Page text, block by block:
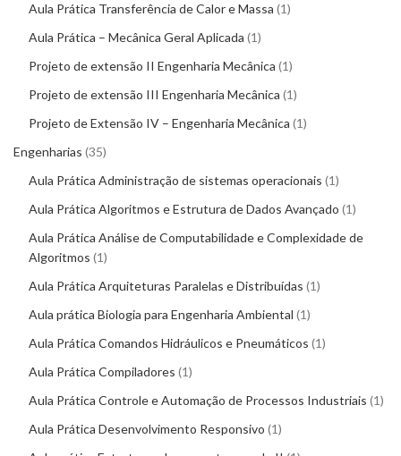
Aula Prática Transferência de Calor e Massa 1
Aula Prática – Mecânica Geral Aplicada 1
Projeto de extensão II Engenharia Mecânica 1
Projeto de extensão III Engenharia Mecânica 1
Projeto de Extensão IV – Engenharia Mecânica 1
Engenharias 35
Aula Prática Administração de sistemas operacionais 1
Aula Prática Algoritmos e Estrutura de Dados Avançado 1
Aula Prática Análise de Computabilidade e Complexidade de
Algoritmos 1
Aula Prática Arquiteturas Paralelas e Distribuídas 1
Aula prática Biologia para Engenharia Ambiental 1
Aula Prática Comandos Hidráulicos e Pneumáticos 1
Aula Prática Compiladores 1
Aula Prática Controle e Automação de Processos Industriais 1
Aula Prática Desenvolvimento Responsivo 1